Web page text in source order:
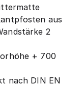
aus
2
+ 700
nach DIN EN